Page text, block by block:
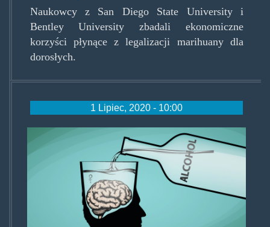
Naukowcy z San Diego State University i
Bentley University zbadali ekonomiczne
korzyści płynące z legalizacji marihuany dla
dorosłych.
1 Lipiec, 2020 - 10:00
nm-
alcohol-